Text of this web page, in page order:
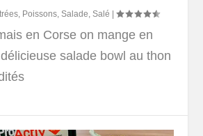
Poissons ,Salade ,Salé |
en Corse on mange en
salade bowl au thon